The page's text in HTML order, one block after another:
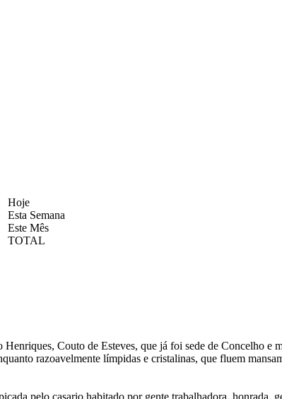
Hoje
Esta Semana
Este Mês
TOTAL
Couto de Esteves, que já foi sede de Concelho e
razoavelmente límpidas e cristalinas, que fluem